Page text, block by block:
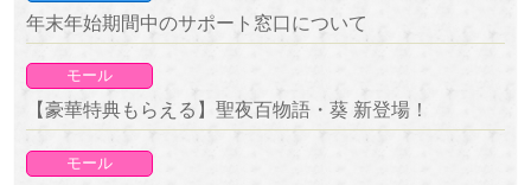
年末年始期間中のサポート窓口について
モール
【豪華特典もらえる】聖夜百物語・葵 新登場！
モール